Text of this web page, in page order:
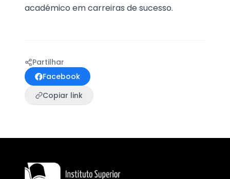
académico em carreiras de sucesso.
Partilhar
Facebook
Copiar link